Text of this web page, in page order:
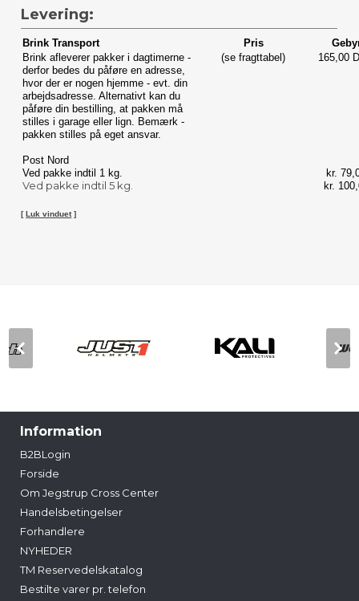
Levering:
Brink Transport Pris
Brink afleverer pakker i dagtimerne -
derfor bedes du påføre en adresse,
hvor der er nogen hjemme - evt. din
arbejdsadresse. Alternativt kan du
påføre din bestilling, at pakken må
stilles i garage eller lign. Bemærk -
pakken stilles på eget ansvar.
Post Nord
Ved pakke indtil 1 kg.
Ved pakke indtil 5 kg.
(se fragttabel) 165,00
kr.
kr.
[Luk vinduet]
Information
B2BLogin
Forside
Om Jegstrup Cross Center
Handelsbetingelser
Forhandlere
NYHEDER
TM Reservedelskatalog
Bestilte varer pr. telefon